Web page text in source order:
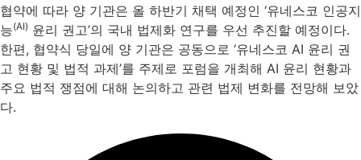
협약에 따라 양 기관은 올 하반기 채택 예정인 ‘유네스코 인공지
능(AI) 윤리 권고’의 국내 법제화 연구를 우선 추진할 예정이다.
한편, 협약식 당일에 양 기관은 공동으로 ‘유네스코 AI 윤리 권
고 현황 및 법적 과제’를 주제로 포럼을 개최해 AI 윤리 현황과
주요 법적 쟁점에 대해 논의하고 관련 법제 변화를 전망해 보았
다.